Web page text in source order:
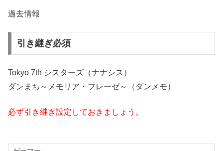
過去情報
引き継ぎ必須
Tokyo 7th シスターズ（ナナシス）
ダンまち～メモリア・フレーゼ～（ダンメモ）
必ず引き継ぎ設定しておきましょう。